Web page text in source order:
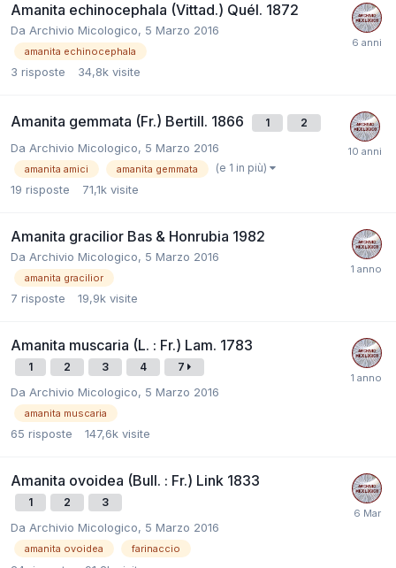
Amanita echinocephala (Vittad.) Quél. 1872
Da Archivio Micologico, 5 Marzo 2016
amanita echinocephala
3 risposte 34,8k visite
Amanita gemmata (Fr.) Bertill. 1866 1 2
Da Archivio Micologico, 5 Marzo 2016
amanita amici amanita gemmata (e 1 in più)
19 risposte 71,1k visite
Amanita gracilior Bas & Honrubia 1982
Da Archivio Micologico, 5 Marzo 2016
amanita gracilior
7 risposte 19,9k visite
Amanita muscaria (L. : Fr.) Lam. 1783
1 2 3 4 7
Da Archivio Micologico, 5 Marzo 2016
amanita muscaria
65 risposte 147,6k visite
Amanita ovoidea (Bull. : Fr.) Link 1833
1 2 3
Da Archivio Micologico, 5 Marzo 2016
amanita ovoidea farinaccio